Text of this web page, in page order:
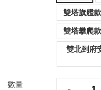
雙塔旗艦款
雙塔攀爬款
雙北到府
數量